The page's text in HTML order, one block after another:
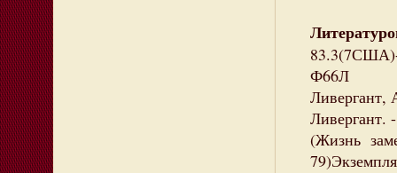
Ф66Л
Ливергант,
Ливергант.
(Жизнь